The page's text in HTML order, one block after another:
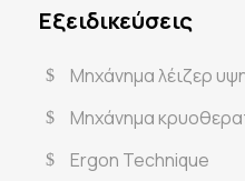
Εξειδικεύσεις
Μηχάνημα λέιζερ
Μηχάνημα
Ergon Technique